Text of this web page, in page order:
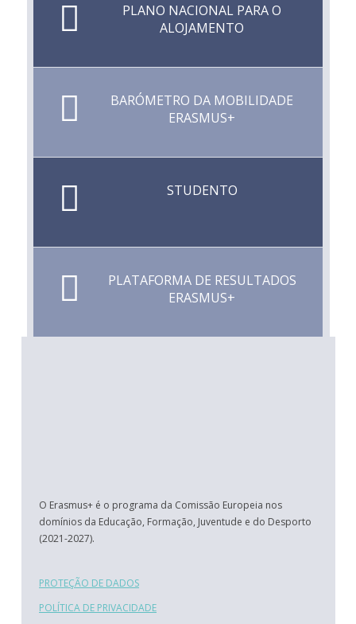
PLANO NACIONAL PARA O
ALOJAMENTO
BARÓMETRO DA MOBILIDADE
ERASMUS+
STUDENTO
PLATAFORMA DE RESULTADOS
ERASMUS+
O Erasmus+ é o programa da Comissão Europeia nos
domínios da Educação, Formação, Juventude e do Desporto
(2021-2027).
PROTEÇÃO DE DADOS
POLÍTICA DE PRIVACIDADE